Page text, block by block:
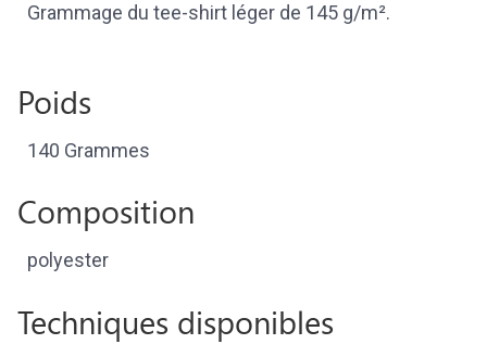
Grammage du tee-shirt léger de 145 g/m².
Poids
140 Grammes
Composition
polyester
Techniques disponibles